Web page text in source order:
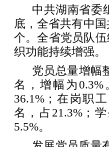
中共湖南省委
底，全省共有中
个。全省党员队
织功能持续增强。
党员总量增幅
名，增幅为
36.1%；在岗职
名，占21.3%；
5.5%。